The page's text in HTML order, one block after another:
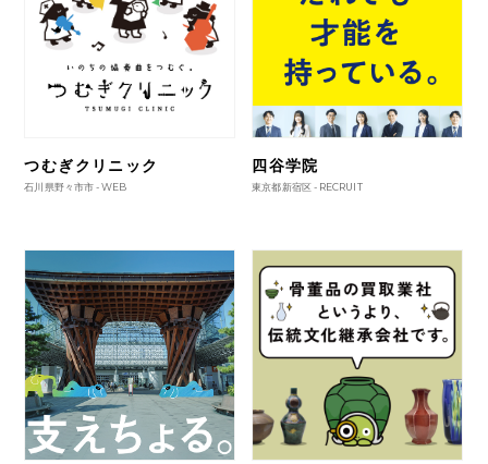
つむぎクリニック
石川県野々市市 -WEB
四谷学院
東京都新宿区 - RECRUIT